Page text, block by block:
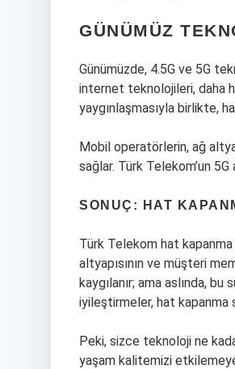
GÜNÜMÜZ
Günümüzde, 4.5G ve 5G
internet teknolojileri, daha
yaygınlaşmasıyla birlikte,
Mobil operatörlerin, ağ
sağlar. Türk Telekom’un
SONUÇ: HAT
Türk Telekom hat
altyapısının ve müşteri
kaygılanır; ama aslında,
iyileştirmeler, hat kapanma
Peki, sizce teknoloji ne
yaşam kalitemizi